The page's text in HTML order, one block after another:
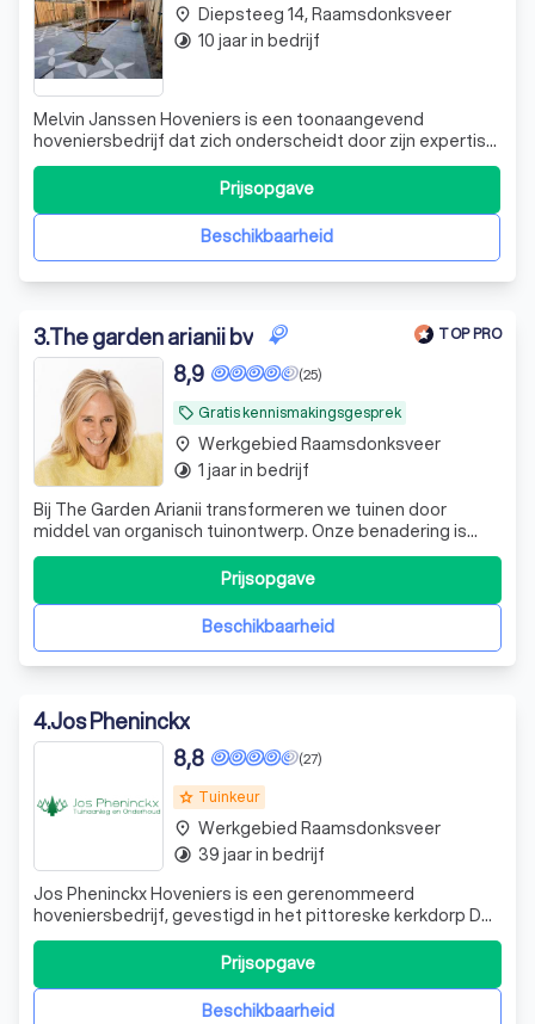
Melvin Janssen Hoveniers is een toonaangevend
hoveniersbedrijf dat zich onderscheidt door zijn expertise
en toewijding aan kwaliteit
Beschikbaarheid
Prijsopgave
place Diepsteeg 14, Raamsdonksveer
timelapse 10 jaar in bedrijf
3.The garden arianii bv TOP PRO
local_offer Gratis kennismakingsgesprek
(25)
8,9
Bij The Garden Arianii transformeren we tuinen door
middel van organisch tuinontwerp. Onze benadering is
uniek; we kijken anders naar ruimtes en ontwerpen met
een diepe waardering voor diversiteit, duurzaamheid en
esthetiek. Onze ontwerpen zijn niet alleen visueel
aantrekkelijk, maar ook functioneel
Beschikbaarheid
Prijsopgave
place Werkgebied Raamsdonksveer
timelapse 1 jaar in bedrijf
4.Jos Pheninckx
grade Tuinkeur
(27)
8,8
Jos Pheninckx Hoveniers is een gerenommeerd
hoveniersbedrijf, gevestigd in het pittoreske kerkdorp Den
Hout. Sinds onze oprichting in 1987 hebben we ons
gespecialiseerd in het ontwerpen, aanleggen en
onderhouden van tuinen voor particulieren, bedrijven,
scholen en instellingen. Met meer dan 25 jaar
Beschikbaarheid
Prijsopgave
place Werkgebied Raamsdonksveer
timelapse 39 jaar in bedrijf